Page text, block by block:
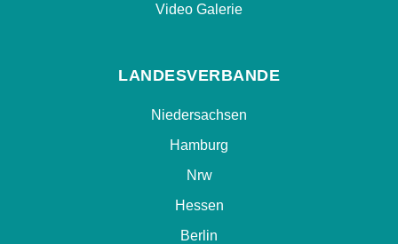
Video Galerie
LANDESVERBANDE
Niedersachsen
Hamburg
Nrw
Hessen
Berlin